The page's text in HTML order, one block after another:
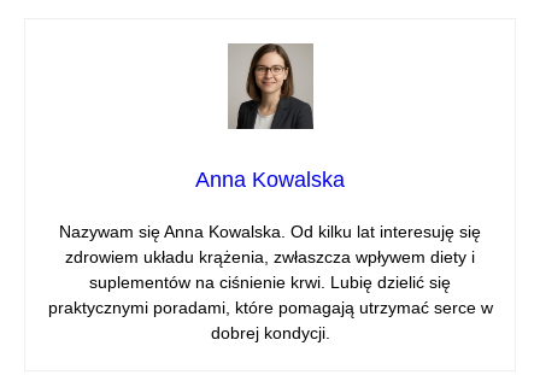
Anna Kowalska
Nazywam się Anna Kowalska. Od kilku lat interesuję się
zdrowiem układu krążenia, zwłaszcza wpływem diety i
suplementów na ciśnienie krwi. Lubię dzielić się
praktycznymi poradami, które pomagają utrzymać serce w
dobrej kondycji.